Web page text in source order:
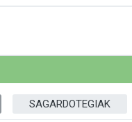
SAGARDOTEGIAK